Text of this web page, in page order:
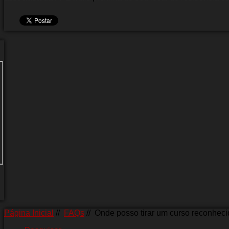
Página Inicial // FAQs // Onde posso tirar um curso